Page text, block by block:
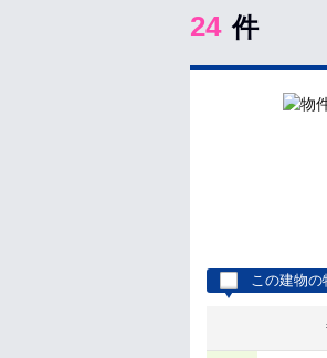
24 件
この建物